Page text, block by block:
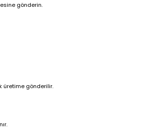
gönderin.
üretime gönderilir.